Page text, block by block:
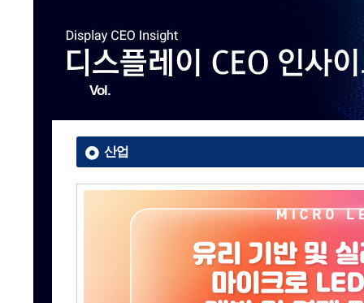
Vol.
산업